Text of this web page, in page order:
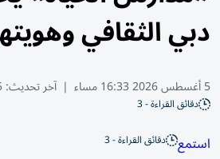
دبي الثقافي
5 أغسطس 2026 16:33 مساء | آخر تحديث:5
دقائق القراءة - 3
استمع دقائق القراءة - 3